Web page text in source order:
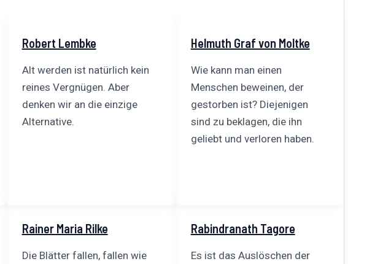
Robert Lembke
Alt werden ist natürlich kein
reines Vergnügen. Aber
denken wir an die einzige
Alternative.
Helmuth Graf von Moltke
Wie kann man einen
Menschen beweinen, der
gestorben ist? Diejenigen
sind zu beklagen, die ihn
geliebt und verloren haben.
Rainer Maria Rilke
Die Blätter fallen, fallen wie
Rabindranath Tagore
Es ist das Auslöschen der